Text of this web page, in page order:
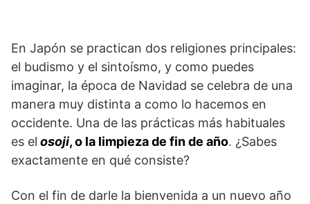
En Japón se practican dos religiones principales:
el budismo y el sintoísmo, y como puedes
imaginar, la época de Navidad se celebra de una
manera muy distinta a como lo hacemos en
occidente. Una de las prácticas más habituales
es el osoji, o la limpieza de fin de año. ¿Sabes
exactamente en qué consiste?
Con el fin de darle la bienvenida a un nuevo año